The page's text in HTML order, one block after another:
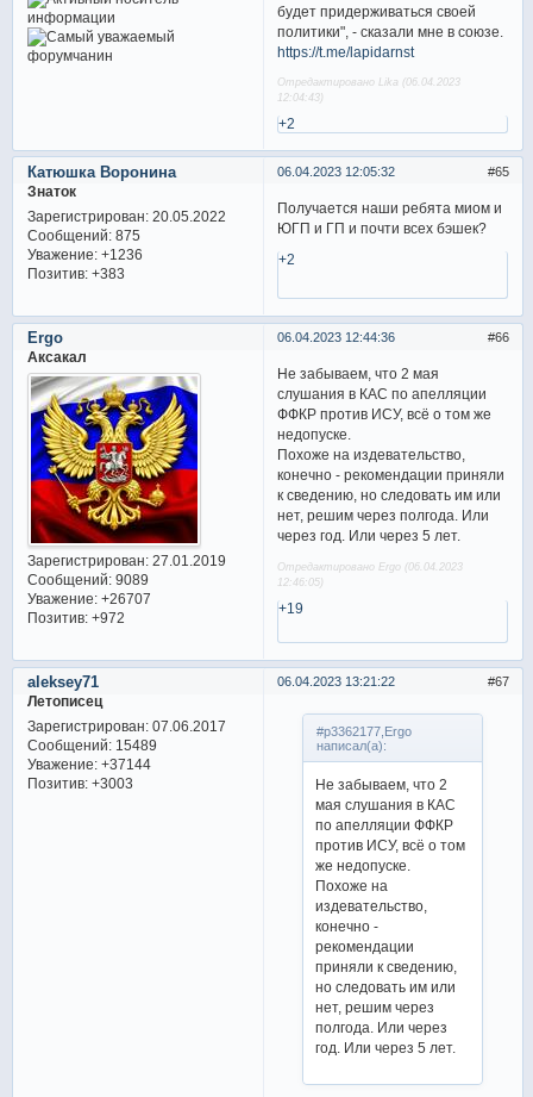
будет придерживаться своей
политики", - сказали мне в союзе.
https://t.me/lapidarnst
Отредактировано Lika (06.04.2023
12:04:43)
+2
65
06.04.2023 12:05:32
Катюшка Воронина
Знаток
Зарегистрирован: 20.05.2022
Сообщений:875
Уважение: +1236
Позитив: +383
Получается наши ребята миом и
ЮГП и ГП и почти всех бэшек?
+2
66
06.04.2023 12:44:36
Ergo
Аксакал
Зарегистрирован: 27.01.2019
Сообщений:9089
Уважение: +26707
Позитив: +972
Не забываем, что 2 мая
слушания в КАС по апелляции
ФФКР против ИСУ, всё о том же
недопуске.
Похоже на издевательство,
конечно - рекомендации приняли
к сведению, но следовать им или
нет, решим через полгода. Или
через год. Или через 5 лет.
Отредактировано Ergo (06.04.2023
12:46:05)
+19
67
06.04.2023 13:21:22
aleksey71
Летописец
Зарегистрирован: 07.06.2017
Сообщений:15489
Уважение: +37144
Позитив: +3003
#p3362177,Ergo
написал(а):
Не забываем, что 2
мая слушания в КАС
по апелляции ФФКР
против ИСУ, всё о том
же недопуске.
Похоже на
издевательство,
конечно -
рекомендации
приняли к сведению,
но следовать им или
нет, решим через
полгода. Или через
год. Или через 5 лет.